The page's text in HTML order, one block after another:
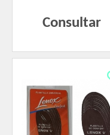
Consultar